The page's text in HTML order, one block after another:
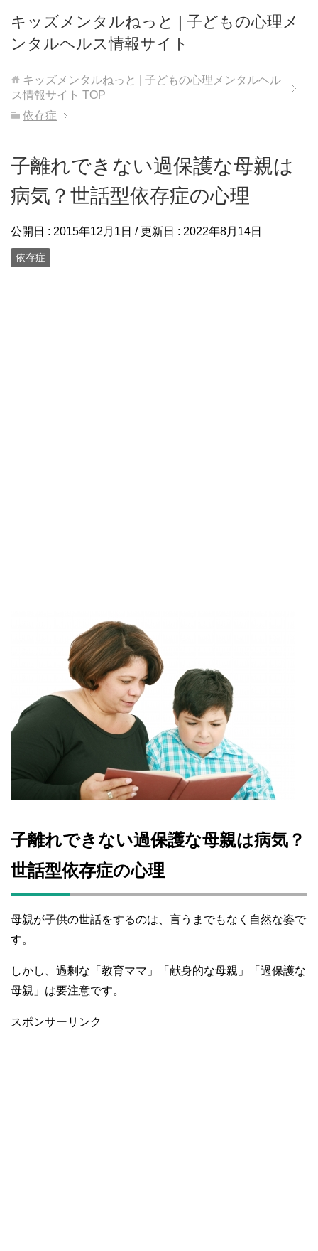
キッズメンタルねっと | 子どもの心理メ
ンタルヘルス情報サイト
キッズメンタルねっと | 子どもの心理メンタルヘル
ス情報サイト TOP
依存症
子離れできない過保護な母親は
病気？世話型依存症の心理
公開日 : 2015年12月1日 / 更新日 : 2022年8月14日
依存症
子離れできない過保護な母親は病気？
世話型依存症の心理
母親が子供の世話をするのは、言うまでもなく自然な姿で
す。
しかし、過剰な「教育ママ」「献身的な母親」「過保護な
母親」は要注意です。
スポンサーリンク